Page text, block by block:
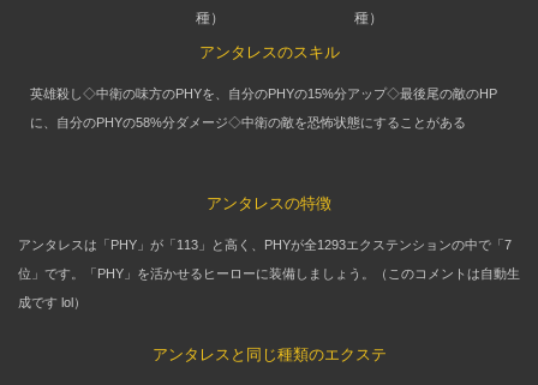
種）
種）
アンタレスのスキル
英雄殺し◇中衛の味方のPHYを、自分のPHYの15%分アップ◇最後尾の敵のHP
に、自分のPHYの58%分ダメージ◇中衛の敵を恐怖状態にすることがある
アンタレスの特徴
アンタレスは「PHY」が「113」と高く、PHYが全1293エクステンションの中で「7
位」です。「PHY」を活かせるヒーローに装備しましょう。（このコメントは自動生
成です lol）
アンタレスと同じ種類のエクステ